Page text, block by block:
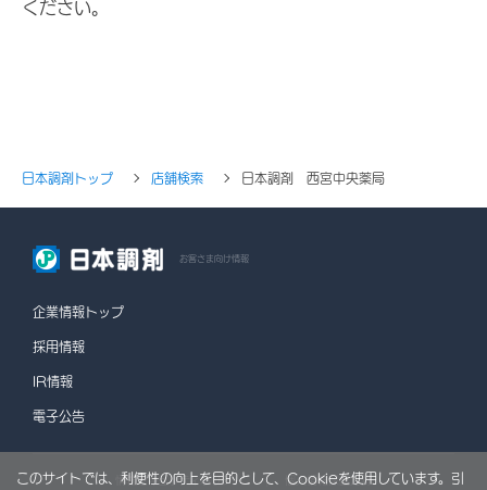
ください。
日本調剤トップ 店舗検索 日本調剤 西宮中央薬局
お客さま向け情報
企業情報トップ
採用情報
IR情報
電子公告
情報セキュリティポリシー 個人情報保護方針
このサイトでは、利便性の向上を目的として、Cookieを使用しています。引